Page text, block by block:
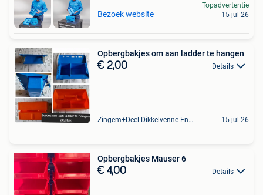
Bezoek website
Topadvertentie
15 jul 26
Opbergbakjes om aan ladder te hangen
€ 2,00 Details
Zingem+Deel Dikkelvenne En Nederzwalm-Hermelgem 15 jul 26
Opbergbakjes Mauser 6
€ 4,00 Details